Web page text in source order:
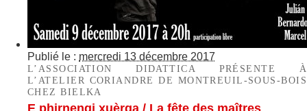
Publié le : mercredi 13 décembre 2017
L’ASSOCIATION DIDATTICA PRÉSENTE À
L’ATELIER CORIANDRE DE MONTREUIL-SOUS-BOIS
CHEZ BIELKA